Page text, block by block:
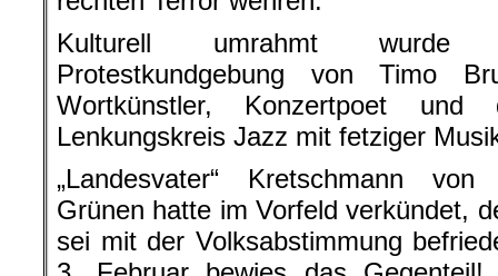
Kulturell umrahmt wurde
Protestkundgebung von Timo
Wortkünstler, Konzertpoet und
Lenkungskreis Jazz mit fetziger
„Landesvater“ Kretschmann von
Grünen hatte im Vorfeld verkündet,
sei mit der Volksabstimmung